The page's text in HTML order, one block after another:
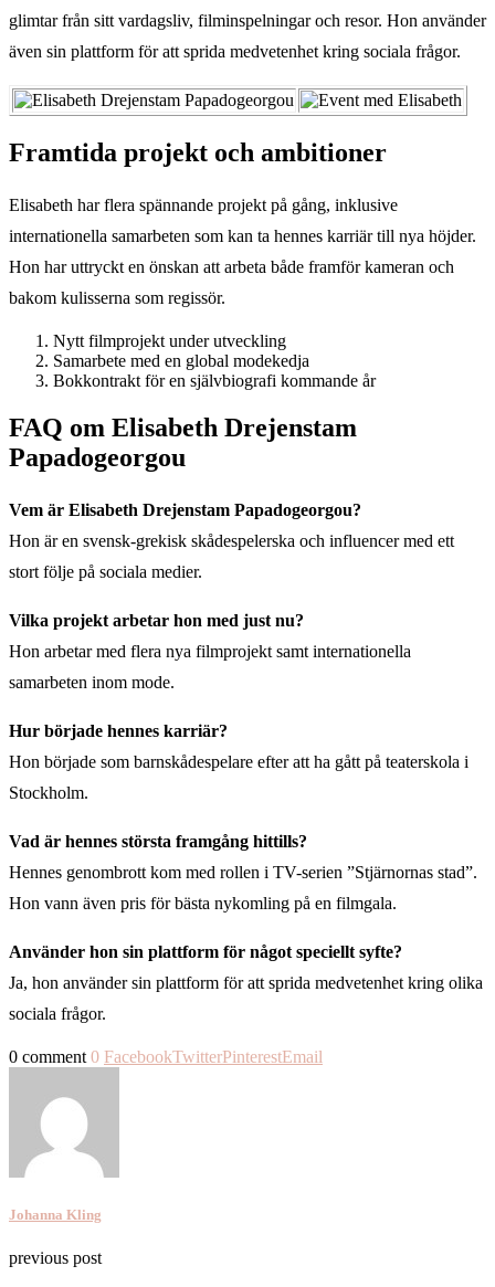
glimtar från sitt vardagsliv, filminspelningar och resor. Hon använder
även sin plattform för att sprida medvetenhet kring sociala frågor.
Framtida projekt och ambitioner
Elisabeth har flera spännande projekt på gång, inklusive
internationella samarbeten som kan ta hennes karriär till nya höjder.
Hon har uttryckt en önskan att arbeta både framför kameran och
bakom kulisserna som regissör.
Nytt filmprojekt under utveckling
Samarbete med en global modekedja
Bokkontrakt för en självbiografi kommande år
FAQ om Elisabeth Drejenstam
Papadogeorgou
Vem är Elisabeth Drejenstam Papadogeorgou?
Hon är en svensk-grekisk skådespelerska och influencer med ett
stort följe på sociala medier.
Vilka projekt arbetar hon med just nu?
Hon arbetar med flera nya filmprojekt samt internationella
samarbeten inom mode.
Hur började hennes karriär?
Hon började som barnskådespelare efter att ha gått på teaterskola i
Stockholm.
Vad är hennes största framgång hittills?
Hennes genombrott kom med rollen i TV-serien ”Stjärnornas stad”.
Hon vann även pris för bästa nykomling på en filmgala.
Använder hon sin plattform för något speciellt syfte?
Ja, hon använder sin plattform för att sprida medvetenhet kring olika
sociala frågor.
0 comment 0 FacebookTwitterPinterestEmail
Johanna Kling
previous post